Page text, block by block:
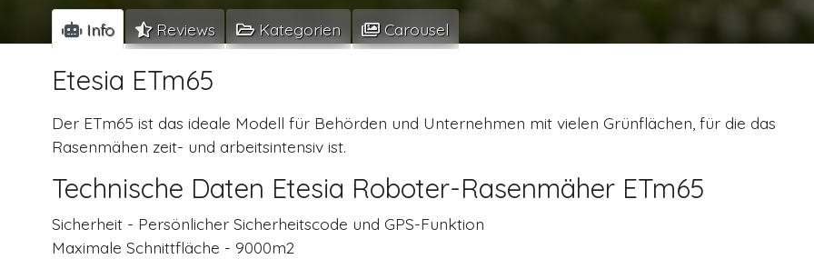
Info Reviews Kategorien Carousel
Etesia ETm65
Der ETm65 ist das ideale Modell für Behörden und Unternehmen mit vielen Grünflächen, für die das
Rasenmähen zeit- und arbeitsintensiv ist.
Technische Daten Etesia Roboter-Rasenmäher ETm65
Sicherheit - Persönlicher Sicherheitscode und GPS-Funktion
Maximale Schnittfläche - 9000m2